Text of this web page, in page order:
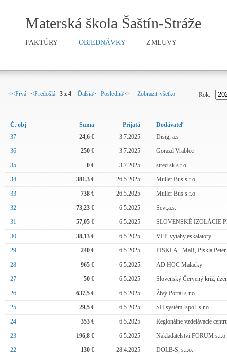
Materská škola Šaštín-Stráže
FAKTÚRY OBJEDNÁVKY ZMLUVY
<<Prvá <Predošlá 3 z 4 Ďalšia> Posledná>> Zobraziť všetko Rok:
Č. obj Suma Prijatá
Dodávateľ
37
24,6 € 3.7.2025
Disig, a.s
36
250 € 3.7.2025
Gorazd Vrablec
35
0 € 3.7.2025
stred.sk s r.o.
34
381,3 € 26.5.2025
Muller Bus s.r.o.
33
738 € 26.5.2025
Muller Bus s.r.o.
32
73,23 € 6.5.2025
Sevt,a.s.
31
57,05 € 6.5.2025
SLOVENSKÉ IZOLÁCIE
30
38,13 € 6.5.2025
VEP-vytahy,eskalatory
29
240 € 6.5.2025
PISKLA - MaR, Piskla Peter
28
965 € 6.5.2025
AD HOC Malacky
27
50 € 6.5.2025
Slovenský Červený kríž,
26
637,5 € 6.5.2025
Živý Portál s.r.o.
25
29,5 € 6.5.2025
SH systém, spol. s r.o.
24
353 € 6.5.2025
Regionálne vzdelávacie
23
196,8 € 6.5.2025
Nakladatelství FORUM
22
130 € 28.4.2025
DOLB-S, s.r.o.